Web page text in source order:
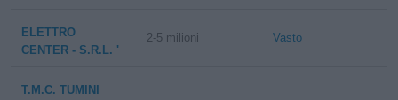
ELETTRO
CENTER - S.R.L. '
2-5 milioni Vasto
T.M.C. TUMINI